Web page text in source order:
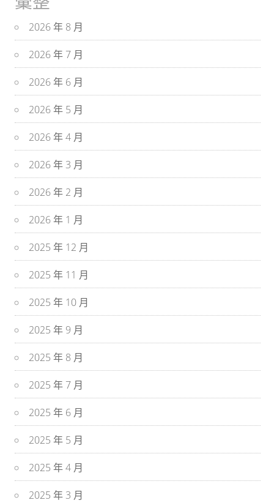
2026 年 8 月
2026 年 7 月
2026 年 6 月
2026 年 5 月
2026 年 4 月
2026 年 3 月
2026 年 2 月
2026 年 1 月
2025 年 12 月
2025 年 11 月
2025 年 10 月
2025 年 9 月
2025 年 8 月
2025 年 7 月
2025 年 6 月
2025 年 5 月
2025 年 4 月
2025 年 3 月